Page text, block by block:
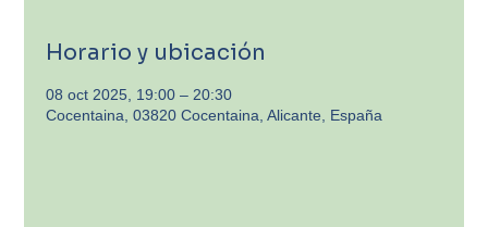
Horario y ubicación
08 oct 2025, 19:00 – 20:30
Cocentaina, 03820 Cocentaina, Alicante, España